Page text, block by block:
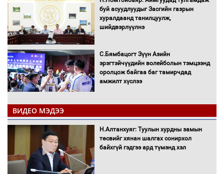
буй асуудлуудыг Засгийн газрын
хуралдаанд танилцуулж,
шийдвэрлүүлнэ
С.Бямбацогт Зүүн Азийн
эрэгтэйчүүдийн волейболын тэмцээнд
оролцож байгаа баг тамирчдад
амжилт хүслээ
Автобензин, дизель түлшний онцгой
албан татварыг тэглэлээ
ВИДЕО МЭДЭЭ
Н.Алтанхуяг: Туулын хурдны замын
төсвийг хянан шалгах сонирхол
байхгүй гэдгээ ард түмэнд хэл